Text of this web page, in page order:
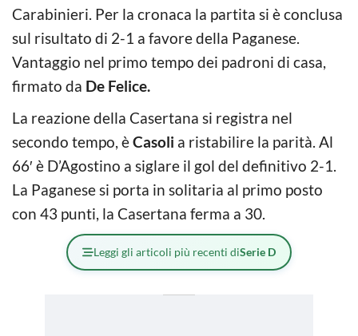
Carabinieri. Per la cronaca la partita si è conclusa
sul risultato di 2-1 a favore della Paganese.
Vantaggio nel primo tempo dei padroni di casa,
firmato da De Felice.
La reazione della Casertana si registra nel
secondo tempo, èCasoli a ristabilire la parità. Al
66′ è D’Agostino a siglare il gol del definitivo 2-1.
La Paganese si porta in solitaria al primo posto
con 43 punti, la Casertana ferma a 30.
Leggi gli articoli più recenti diSerie D